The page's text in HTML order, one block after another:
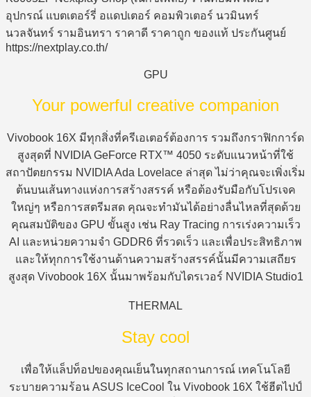
GPU
Your powerful creative companion
Vivobook 16X มีทุกสิ่งที่ครีเอเตอร์ต้องการ รวมถึงกราฟิกการ์ด
สูงสุดที่ NVIDIA GeForce RTX™ 4050 ระดับแนวหน้าที่ใช้
สถาปัตยกรรม NVIDIA Ada Lovelace ล่าสุด ไม่ว่าคุณจะเพิ่งเริ่ม
ต้นบนเส้นทางแห่งการสร้างสรรค์ หรือต้องรับมือกับโปรเจค
ใหญ่ๆ หรือการสตรีมสด คุณจะทำมันได้อย่างลื่นไหลที่สุดด้วย
คุณสมบัติของ GPU ขั้นสูง เช่น Ray Tracing การเร่งความเร็ว
AI และหน่วยความจำ GDDR6 ที่รวดเร็ว และเพื่อประสิทธิภาพ
และให้ทุกการใช้งานด้านความสร้างสรรค์นั้นมีความเสถียร
สูงสุด Vivobook 16X นั้นมาพร้อมกับไดรเวอร์ NVIDIA Studio1
THERMAL
Stay cool
เพื่อให้แล็ปท็อปของคุณเย็นในทุกสถานการณ์ เทคโนโลยี
ระบายความร้อน ASUS IceCool ใน Vivobook 16X ใช้ฮีตไปป์